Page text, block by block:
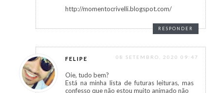
http://momentocrivelli.blogspot.com/
RESPONDER
FELIPE 08 SETEMBRO, 2020 09:47
Oie, tudo bem?
Está na minha lista de futuras leituras, mas
confesso que não estou muito animado não